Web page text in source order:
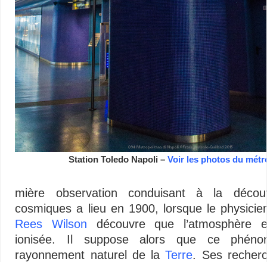
Station Toledo Napoli –Voir les photos du
mière observation conduisant à la
cosmiques a lieu en 1900, lorsque le
Rees Wilson découvre que l’atmosphère
ionisée. Il suppose alors que ce
rayonnement naturel de laTerre. Ses